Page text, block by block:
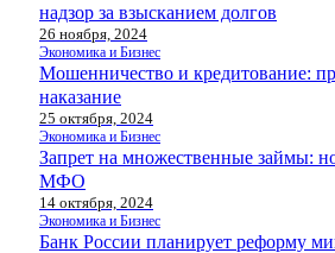
надзор за взысканием долгов
26 ноября, 2024
Экономика и Бизнес
Мошенничество и кредитование:
наказание
25 октября, 2024
Экономика и Бизнес
Запрет на множественные займы:
МФО
14 октября, 2024
Экономика и Бизнес
Банк России планирует реформу